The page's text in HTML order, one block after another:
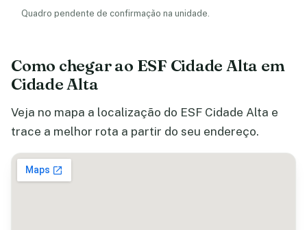
Quadro pendente de confirmação na unidade.
Como chegar ao ESF Cidade Alta em
Cidade Alta
Veja no mapa a localização do ESF Cidade Alta e
trace a melhor rota a partir do seu endereço.